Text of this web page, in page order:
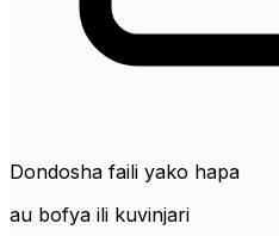
Dondosha faili yako hapa
au bofya ili kuvinjari